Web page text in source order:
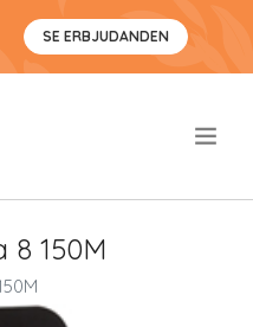
SE ERBJUDANDEN
8 150M